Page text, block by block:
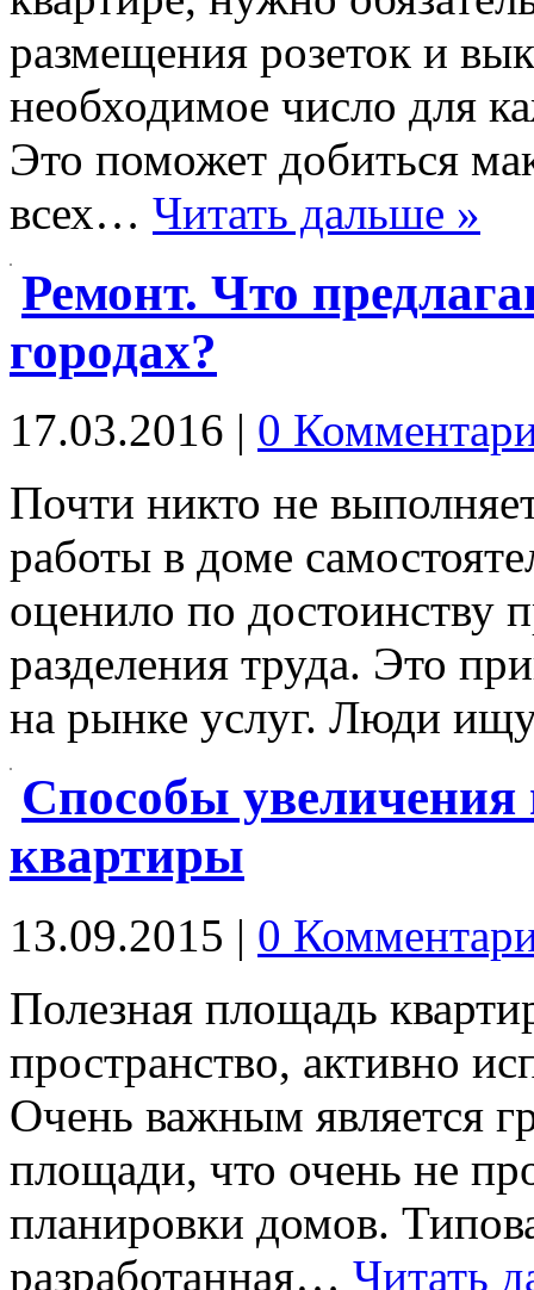
размещения розеток и
необходимое число для
Это поможет добиться
всех… Читать дальше »
Ремонт. Что
городах?
17.03.2016 | 0
Почти никто не
работы в доме
оценило по достоинству
разделения труда. Это
на рынке услуг. Люди
Способы
квартиры
13.09.2015 | 0
Полезная площадь
пространство, активно
Очень важным является
площади, что очень не
планировки домов.
разработанная… Читать